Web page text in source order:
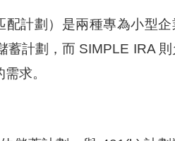
配計劃）是兩種專為小型企
蓄計劃，而 SIMPLE IRA 則
求。